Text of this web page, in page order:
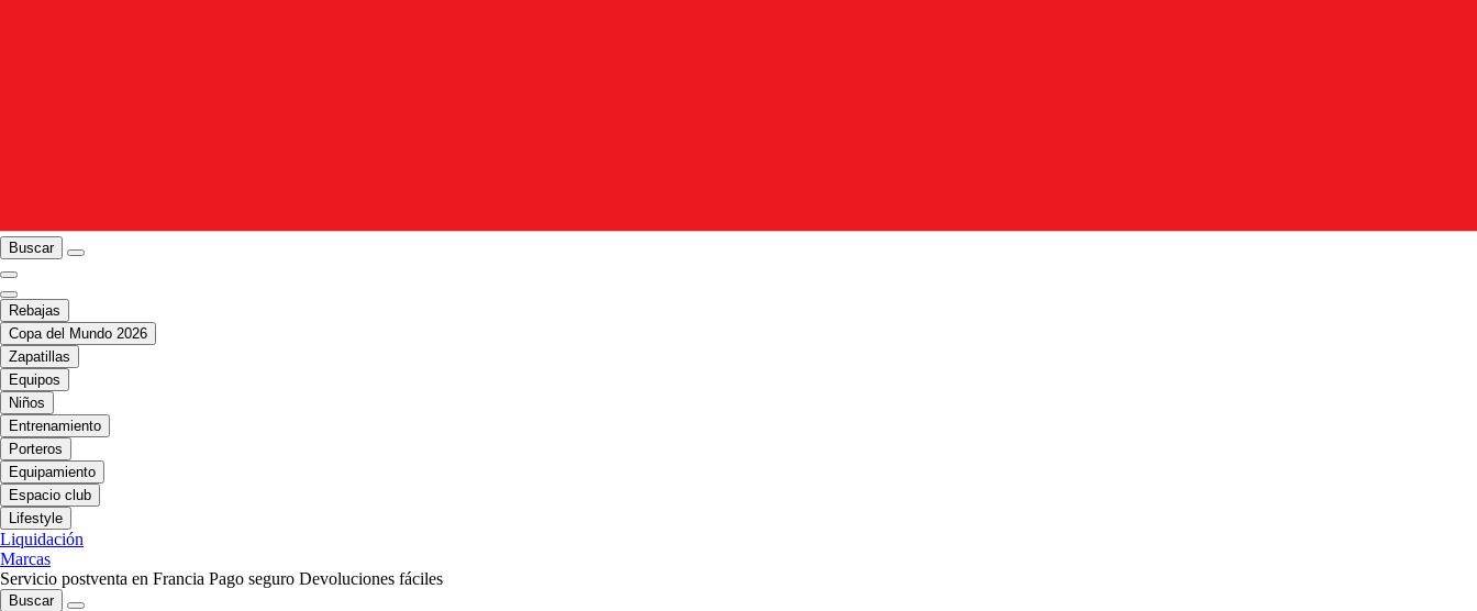
Buscar
Rebajas
Copa del Mundo 2026
Zapatillas
Equipos
Niños
Entrenamiento
Porteros
Equipamiento
Espacio club
Lifestyle
Liquidación
Marcas
Servicio postventa en Francia Pago seguro Devoluciones fáciles
Buscar